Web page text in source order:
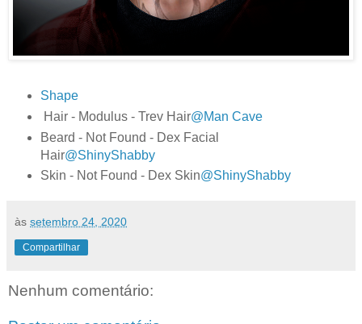
Shape
Hair - Modulus - Trev Hair@Man Cave
Beard - Not Found - Dex Facial
Hair@ShinyShabby
Skin - Not Found - Dex Skin@ShinyShabby
às setembro 24, 2020
Compartilhar
Nenhum comentário: